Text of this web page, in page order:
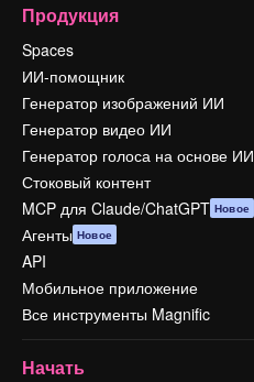
Продукция
Spaces
ИИ-помощник
Генератор изображений ИИ
Генератор видео ИИ
Генератор голоса на основе ИИ
Стоковый контент
MCP для Claude/ChatGPT Новое
Агенты Новое
API
Мобильное приложение
Все инструменты Magnific
Начать